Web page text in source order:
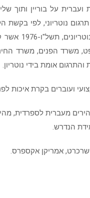
על בוריין ותוך
נוטריוני, לפי בקשת
ידי עו"ד
משרד הפנים, משרד
אומת בידי נוטריון.
ועוברים בקרת איכות
מעברית לספרדית,
הנדרש.
אמריקן אקספרס.